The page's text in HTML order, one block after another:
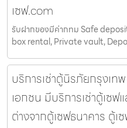
เซฟ.com
รับฝากของมีค่ากทม Safe
box rental, Private vault,
บริการเช่าตู้นิรภัยกรุงเท
เอกชน มีบริการเช่าตู้เซ
ต่างจากตู้เซฟธนาคาร ตู้เ